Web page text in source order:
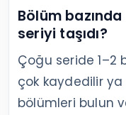
Bölüm
seriyi taşıdı?
Çoğu seride 1–2
çok kaydedilir
bölümleri bulun